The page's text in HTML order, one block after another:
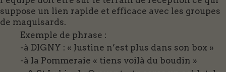
suppose un lien rapide et efficace avec les groupes
de maquisards.
Exemple de phrase :
-à DIGNY : « Justine n’est plus dans son box »
-à la Pommeraie « tiens voilà du boudin »